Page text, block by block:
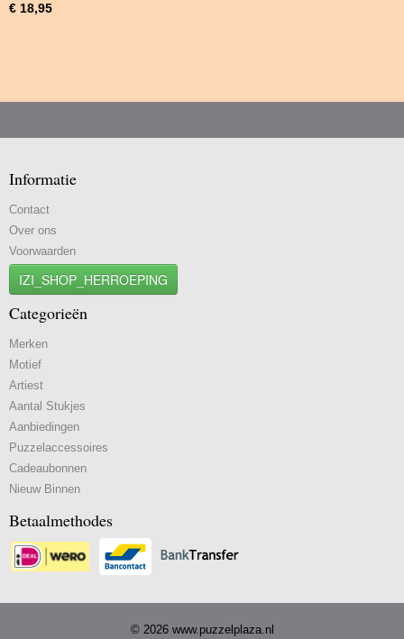
€ 18,95
Informatie
Contact
Over ons
Voorwaarden
IZI_SHOP_HERROEPING
Categorieën
Merken
Motief
Artiest
Aantal Stukjes
Aanbiedingen
Puzzelaccessoires
Cadeaubonnen
Nieuw Binnen
Betaalmethodes
© 2026 www.puzzelplaza.nl